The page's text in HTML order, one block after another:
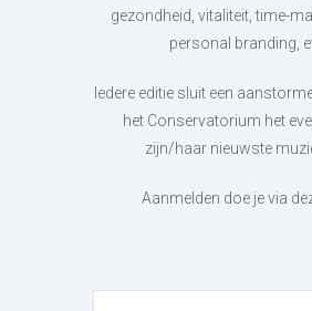
gezondheid, vitaliteit, time-
personal branding,
Iedere editie sluit een
het Conservatorium het
zijn/haar nieuwste
Aanmelden doe je via